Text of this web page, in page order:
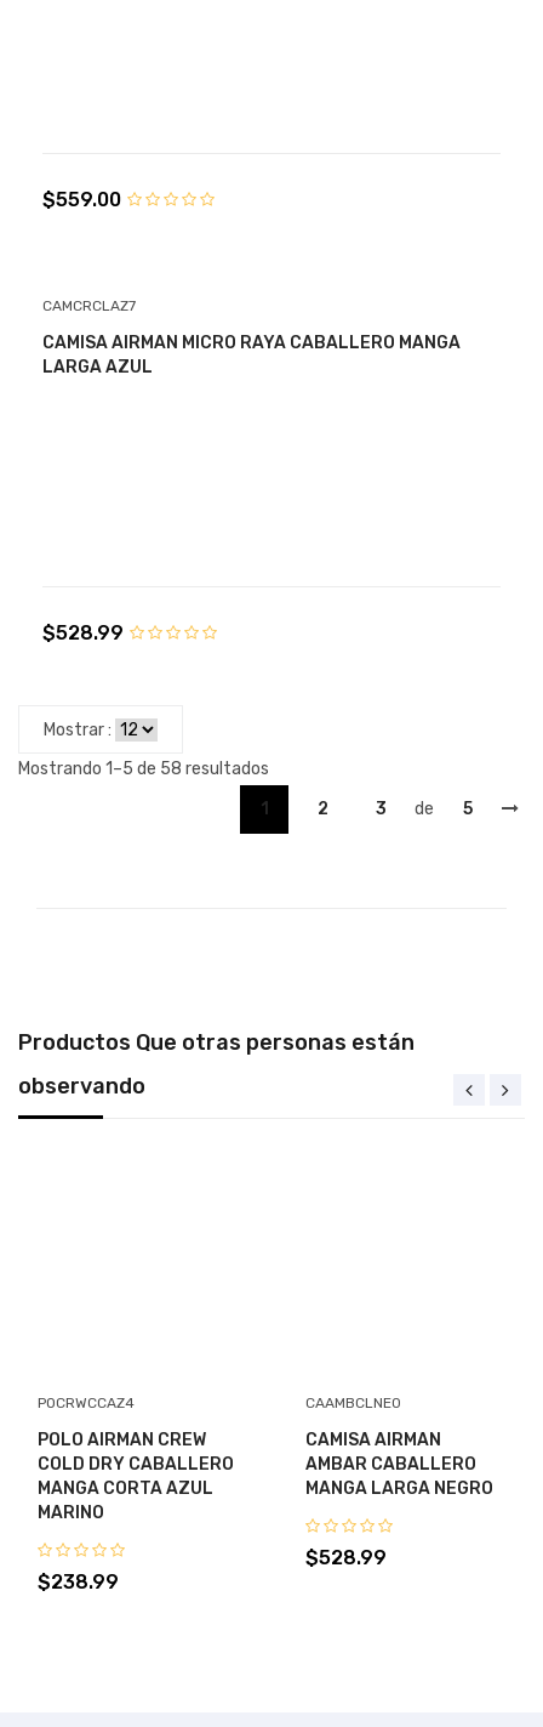
$559.00
CAMCRCLAZ7
CAMISA AIRMAN MICRO RAYA CABALLERO MANGA
LARGA AZUL
$528.99
Mostrar :
Mostrando 1–5 de 58 resultados
1
2 3 de 5
Productos Que otras personas están
observando
POCRWCCAZ4
POLO AIRMAN CREW
COLD DRY CABALLERO
MANGA CORTA AZUL
MARINO
$238.99
CAAMBCLNE0
CAMISA AIRMAN
AMBAR CABALLERO
MANGA LARGA NEGRO
$528.99